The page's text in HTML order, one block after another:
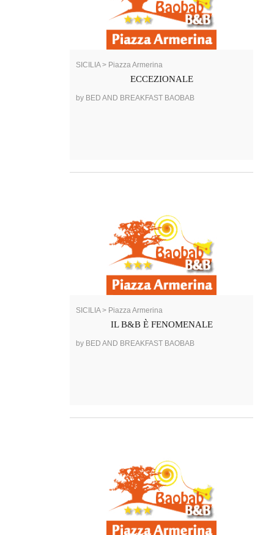
SICILIA > Piazza Armerina
ECCEZIONALE
by BED AND BREAKFAST BAOBAB
SICILIA > Piazza Armerina
IL B&B È FENOMENALE
by BED AND BREAKFAST BAOBAB